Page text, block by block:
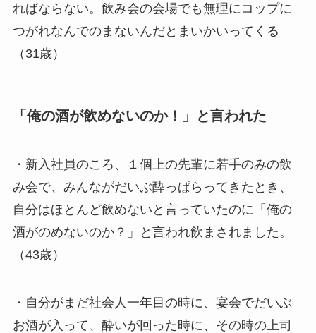
ればならない。飲み会の会場でも無理にコップに
つがれなんでのまないんだとまいかいってくる
（31歳）
「俺の酒が飲めないのか！」と言われた
・新入社員のころ、１個上の先輩に若手のみの飲
み会で、みんながだいぶ酔っぱらってきたとき、
自分はほとんど飲めないと言っていたのに「俺の
酒がのめないのか？」と言われ飲まされました。
（43歳）
・自分がまだ社会人一年目の時に、宴会でだいぶ
お酒が入って、酔いが回った時に、その時の上司